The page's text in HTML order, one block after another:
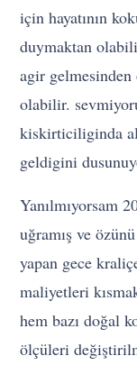
için hayatının
duymaktan
agir
olabilir.
kiskirticiliginda
geldigini
Yanılmıyorsam
uğramış ve
yapan gece
maliyetleri
hem bazı doğal
ölçüleri